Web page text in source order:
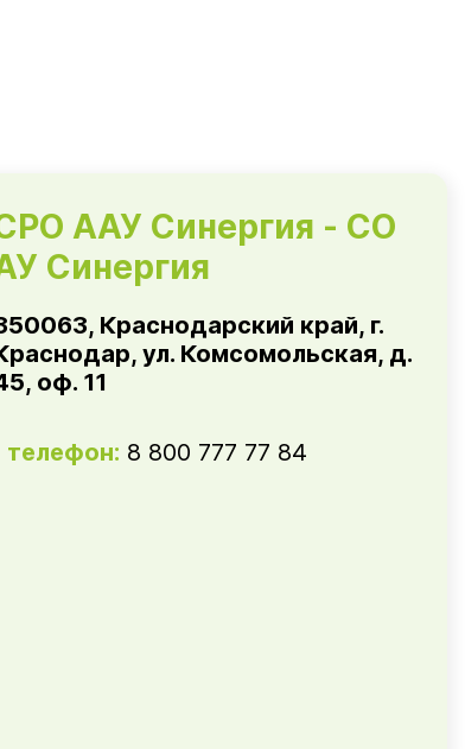
ААУ Синергия - СО
Синергия
Краснодарский край, г.
ул. Комсомольская, д.
оф. 11
телефон: 8 800 777 77 84